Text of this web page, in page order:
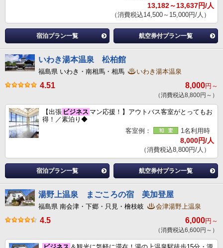
13,182～13,637円/人
（消費税込14,500～15,000円/人）
宿泊プラン一覧 航空券付プラン一覧
いわき湯本温泉 松柏館
福島県 いわき・南相馬・相馬 いわき湯本温泉
4.51 8,000円～
（消費税込8,800円～）
【出張 ビジネス マン応援！】アウトバス客室がとってもお
得！／素泊り◆
客室例：
1名利用時
8,000円/人
（消費税込8,800円/人）
宿泊プラン一覧 航空券付プラン一覧
湯野上温泉 まごころの宿 美加登屋
福島県 南会津・下郷・只見・檜枝岐 会津湯野上温泉
4.5 6,000円～
（消費税込6,600円～）